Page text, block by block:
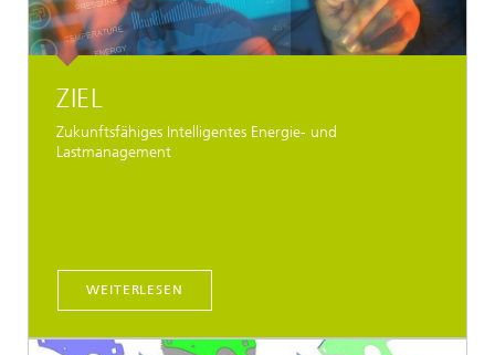
ZIEL
Zukunftsfähiges Intelligentes Energie- und
Lastmanagement
WEITERLESEN